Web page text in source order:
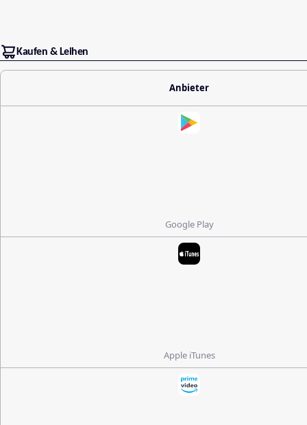
Kaufen & Leihen
Anbieter
Google Play
Apple iTunes